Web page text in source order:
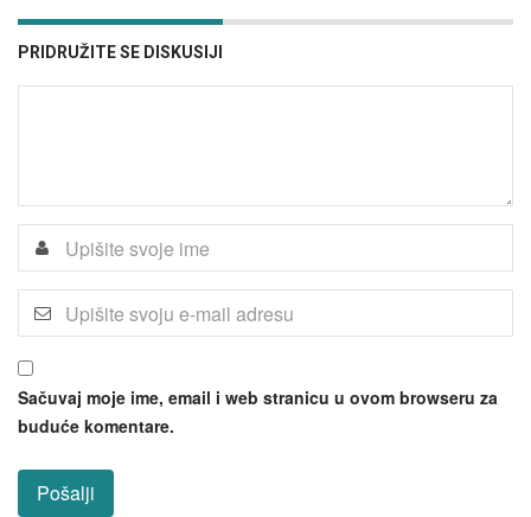
PRIDRUŽITE SE DISKUSIJI
Sačuvaj moje ime, email i web stranicu u ovom browseru za
buduće komentare.